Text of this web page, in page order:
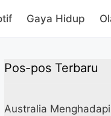
Gaya Hidup
Pos-pos Terbaru
Australia